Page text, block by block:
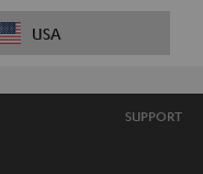
USA
SUPPORT